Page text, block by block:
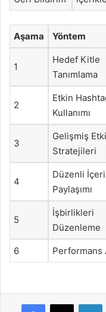
Aşama Yöntem
1
Hedef Kitle
Tanımlama
2
Etkin
Kullanımı
3
Gelişmiş
Stratejileri
4
Düzenli
Paylaşımı
5
İşbirlikleri
Düzenleme
6 Performans
Facebook
X